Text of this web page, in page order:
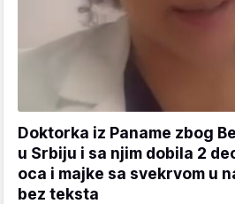
Doktorka iz Paname zbog
u Srbiju i sa njim dobila 2
oca i majke sa svekrvom u
bez teksta